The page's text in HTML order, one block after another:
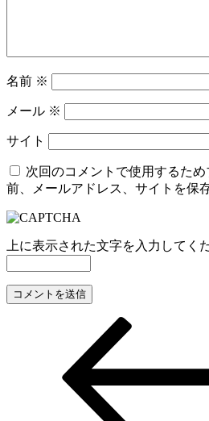
名前 ※
メール ※
サイト
次回のコメントで使用するた
前、メールアドレス、サイトを保
上に表示された文字を入力してく